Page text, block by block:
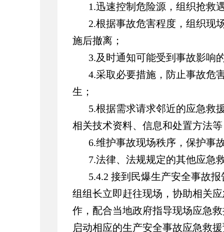
1.迅速控制危险源，组织抢救
2.根据事故危害程度，组织现
施后撤离；
3.及时通知可能受到事故影响
4.采取必要措施，防止事故危
生；
5.根据需求请求邻近的应急救
相关技术资料、信息和处置方法
6.维护事故现场秩序，保护事
7.法律、法规规定的其他应急
5.4.2 接到民爆生产安全事故
组组长立即赶往现场，协助相关
作，配合当地政府指导现场应急
启动相应的生产安全事故应急救